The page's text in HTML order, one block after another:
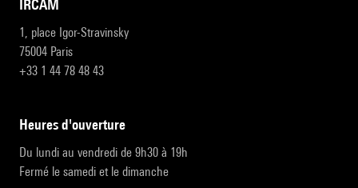
IRCAM
1, place Igor-Stravinsky
75004 Paris
+33 1 44 78 48 43
heures d'ouverture
Du lundi au vendredi de 9h30 à 19h
Fermé le samedi et le dimanche